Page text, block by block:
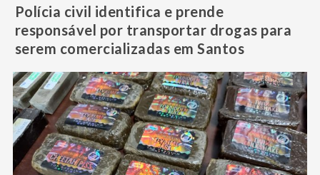
Polícia civil identifica e prende
responsável por transportar drogas para
serem comercializadas em Santos